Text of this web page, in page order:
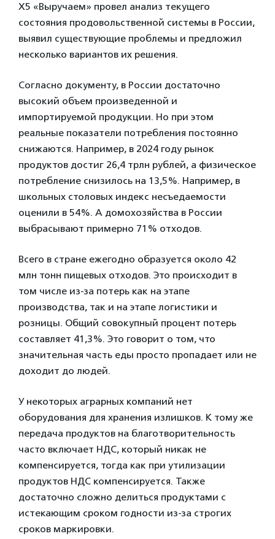
X5 «Выручаем» провел анализ текущего
состояния продовольственной системы в России,
выявил существующие проблемы и предложил
несколько вариантов их решения.
Согласно документу, в России достаточно
высокий объем произведенной и
импортируемой продукции. Но при этом
реальные показатели потребления постоянно
снижаются. Например, в 2024 году рынок
продуктов достиг 26,4 трлн рублей, а физическое
потребление снизилось на 13,5%. Например, в
школьных столовых индекс несъедаемости
оценили в 54%. А домохозяйства в России
выбрасывают примерно 71% отходов.
Всего в стране ежегодно образуется около 42
млн тонн пищевых отходов. Это происходит в
том числе из-за потерь как на этапе
производства, так и на этапе логистики и
розницы. Общий совокупный процент потерь
составляет 41,3%. Это говорит о том, что
значительная часть еды просто пропадает или не
доходит до людей.
У некоторых аграрных компаний нет
оборудования для хранения излишков. К тому же
передача продуктов на благотворительность
часто включает НДС, который никак не
компенсируется, тогда как при утилизации
продуктов НДС компенсируется. Также
достаточно сложно делиться продуктами с
истекающим сроком годности из-за строгих
сроков маркировки.